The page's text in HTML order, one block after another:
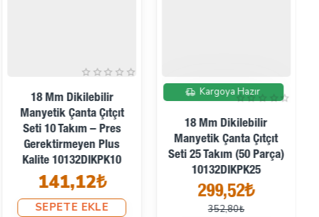
18 Mm Dikilebilir
Manyetik Çanta Çıtçıt
Seti 10 Takım – Pres
Gerektirmeyen Plus
Kalite 10132DIKPK10
141,12₺
SEPETE EKLE
İndirimde
Kargoya Hazır
18 Mm Dikilebilir
Manyetik Çanta Çıtçıt
Seti 25 Takım (50 Parça)
10132DIKPK25
299,52₺
352,80₺